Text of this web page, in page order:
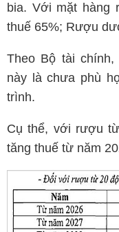
bia. Với mặt hàng
thuế 65%; Rượu
Theo Bộ tài
này là chưa phù
trình.
Cụ thể, với rượu
tăng thuế từ năm